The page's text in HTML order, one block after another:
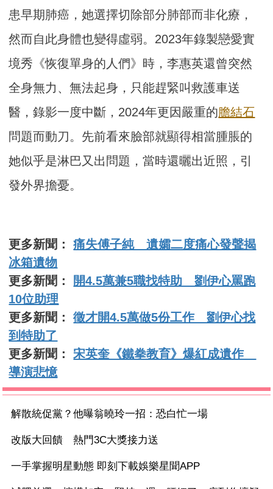
患早期肺癌，她選擇切除部分肺部而非化療，
然而自此身體也變得虛弱。2023年錄製戀愛實
境秀《恢復單身的人們》時，李惠英還曾突然
全身無力、無法起身，只能趕緊叫救護車送
醫，錄影一度中斷，2024年更因嚴重的膽結石
問題而動刀。先前看來臉部就顯得相當腫脹的
她似乎是淋巴又出問題，當時還曬出近照，引
發外界擔憂。
更多新聞：痛失傅子純 遺孀二度痛心發聲揭
冰箱遺物
更多新聞：
開4.5萬兼5職找特助 劉伊心罵跑
10位助理
更多新聞：徵才開4.5萬做5份工作 劉伊心找
到特助了
更多新聞： 宋英奎《鐵拳教育》爆紅成遺作
導演悲憶
解散統促黨？他曝翁曉玲一招：恐白忙一場
改版大回饋 熱門3C大獎接力送
一手掌握明星動態 即刻下載娛樂星聞APP